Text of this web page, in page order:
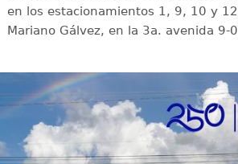
en los estacionamientos 1, 9, 10 y
Mariano Gálvez, en la 3a. avenida 9-